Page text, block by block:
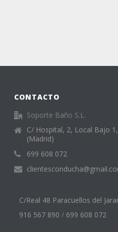
CONTACTO
Soporte Baño S.L.
C/ Hospital, 2, Local Bajo
(Madrid)
699 608 072
C/Real 48 Paracuellos del
916 567 890 / 699 608 072